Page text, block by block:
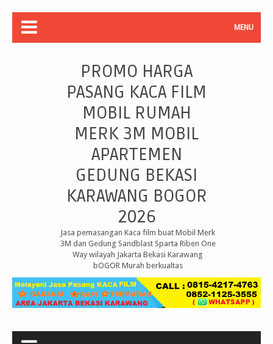
MENU
PROMO HARGA
PASANG KACA FILM
MOBIL RUMAH
MERK 3M MOBIL
APARTEMEN
GEDUNG BEKASI
KARAWANG BOGOR
2026
Jasa pemasangan Kaca film buat Mobil Merk
3M dan Gedung Sandblast Sparta Riben One
Way wilayah Jakarta Bekasi Karawang
bOGOR Murah berkualtas